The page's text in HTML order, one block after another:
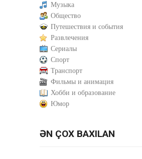
Музыка
Общество
Путешествия и события
Развлечения
Сериалы
Спорт
Транспорт
Фильмы и анимация
Хобби и образование
Юмор
ƏN ÇOX BAXILAN